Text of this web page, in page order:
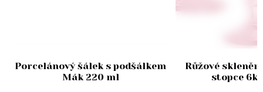
Porcelánový šálek s podšálkem
Mák 220 ml
Růžové
stopce